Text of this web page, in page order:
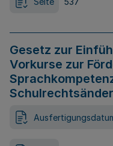
Gesetz zur
Vorkurse zur